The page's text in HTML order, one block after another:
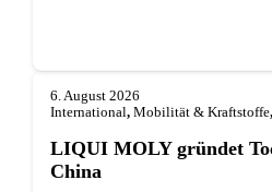
6. August 2026
International, Mobilität & Kraftstoffe,
LIQUI MOLY gründet
China